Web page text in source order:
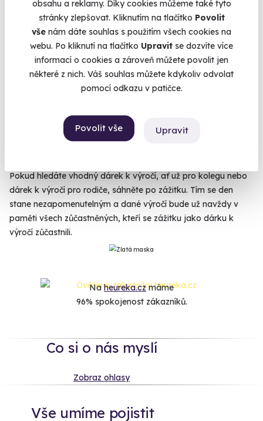
obsahu a reklamy. Díky cookies můžeme také tyto
stránky zlepšovat. Kliknutím na tlačítko Povolit
vše nám dáte souhlas s použitím všech cookies na
webu. Po kliknutí na tlačítko Upravit se dozvíte více
informací o cookies a zároveň můžete povolit jen
některé z nich. Váš souhlas můžete kdykoliv odvolat
pomocí odkazu v patičce.
Povolit vše Upravit
Zobrazit zážitky na mapě
Výročí je speciální den v roce, kdy uběhlo zrovna dalších 365
dní od důležitého okamžiku. Ať už se jedná o výročí svatby
nebo kolaudace domu, je třeba ho řádně oslavit. Výročí
svatby, pokud jsou kulatá, zaslouží si speciální péči i dárek.
dokonce impozantní platinová svatba jsou okamžiky, které
potvrzují oddanost a výdrž obou zůčastněných. Pracovní
Pokud hledáte vhodný dárek k výročí, ať už pro kolegu nebo
dárek k výročí pro rodiče, sáhněte po zážitku. Tím se den
stane nezapomenutelným a dané výročí bude už navždy v
paměti všech zůčastněných, kteří se zážitku jako dárku k
výročí zůčastnili.
Naheureka.czmáme
96% spokojenost zákazníků.
Co si o nás myslí
Zobraz ohlasy
Vše umíme pojistit